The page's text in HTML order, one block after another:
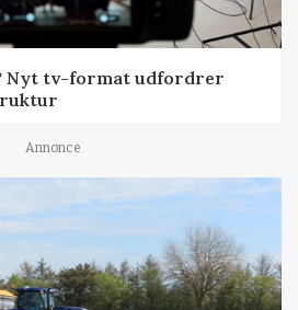
Nyt tv-format udfordrer
Annonce